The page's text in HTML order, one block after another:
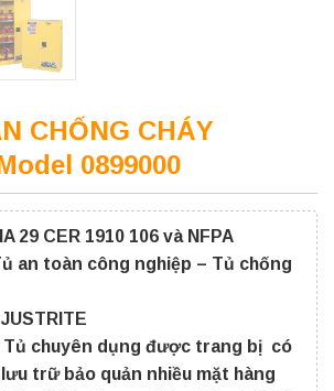
CHỐNG CHÁY
0899000
29 CER 1910 106 và NFPA
an toàn công nghiệp – Tủ chống
Tủ chuyên dụng được trang bị có
trữ bảo quản nhiều mặt hàng